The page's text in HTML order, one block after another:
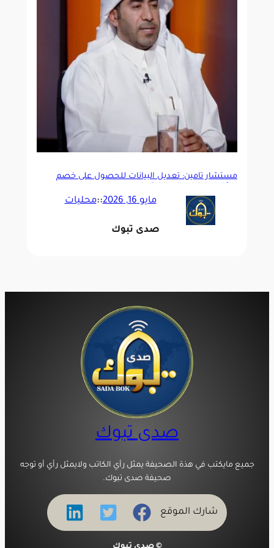
مستشار تأمين: تعديل البيانات للحصول على خصم
مايو 16, 2026 ::محليات
صدى تبوك
صدى تبوك
جميع مايكتب في هذة الصحيفة يمثل رأي الكاتب ولايمثل رأي أو توجه
صحيفة صدى تبوك.
شارك الموقع